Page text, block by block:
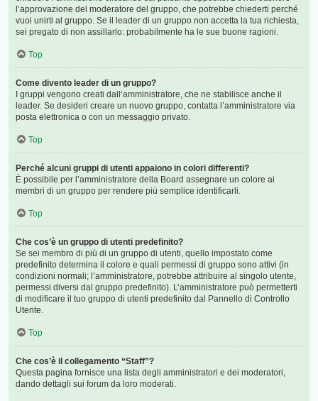
l’approvazione del moderatore del gruppo, che potrebbe chiederti perché
vuoi unirti al gruppo. Se il leader di un gruppo non accetta la tua richiesta,
sei pregato di non assillarlo: probabilmente ha le sue buone ragioni.
Top
Come divento leader di un gruppo?
I gruppi vengono creati dall’amministratore, che ne stabilisce anche il
leader. Se desideri creare un nuovo gruppo, contatta l’amministratore via
posta elettronica o con un messaggio privato.
Top
Perché alcuni gruppi di utenti appaiono in colori differenti?
È possibile per l’amministratore della Board assegnare un colore ai
membri di un gruppo per rendere più semplice identificarli.
Top
Che cos’è un gruppo di utenti predefinito?
Se sei membro di più di un gruppo di utenti, quello impostato come
predefinito determina il colore e quali permessi di gruppo sono attivi (in
condizioni normali; l’amministratore, potrebbe attribuire al singolo utente,
permessi diversi dal gruppo predefinito). L’amministratore può permetterti
di modificare il tuo gruppo di utenti predefinito dal Pannello di Controllo
Utente.
Top
Che cos’è il collegamento “Staff”?
Questa pagina fornisce una lista degli amministratori e dei moderatori,
dando dettagli sui forum da loro moderati.